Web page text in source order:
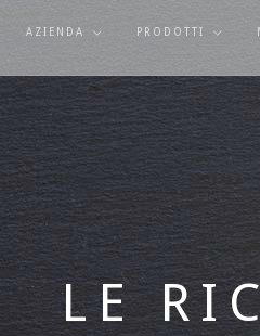
AZIENDA PRODOTTI
LE